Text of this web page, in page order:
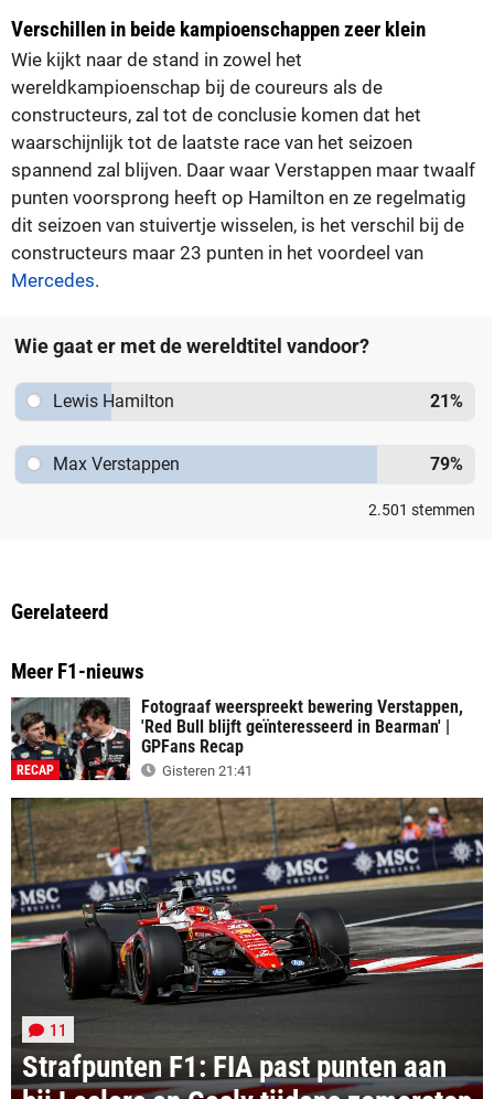
Verschillen in beide kampioenschappen zeer klein
Wie kijkt naar de stand in zowel het
wereldkampioenschap bij de coureurs als de
constructeurs, zal tot de conclusie komen dat het
waarschijnlijk tot de laatste race van het seizoen
spannend zal blijven. Daar waar Verstappen maar twaalf
punten voorsprong heeft op Hamilton en ze regelmatig
dit seizoen van stuivertje wisselen, is het verschil bij de
constructeurs maar 23 punten in het voordeel van
Mercedes.
Wie gaat er met de wereldtitel vandoor?
Lewis Hamilton 21%
Max Verstappen 79%
2.501 stemmen
Gerelateerd
Meer F1-nieuws
RECAP
Fotograaf weerspreekt bewering Verstappen,
'Red Bull blijft geïnteresseerd in Bearman' |
GPFans Recap
Gisteren 21:41
Strafpunten F1: FIA past punten aan
11